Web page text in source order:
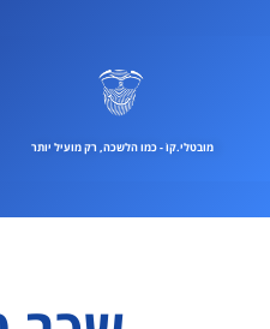
מובטלי.קוֹ - כמו הלשכה, רק מועיל יותר